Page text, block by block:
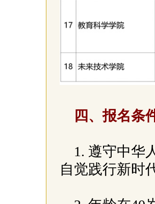
四、报名条
1. 遵守中华
自觉践行新时